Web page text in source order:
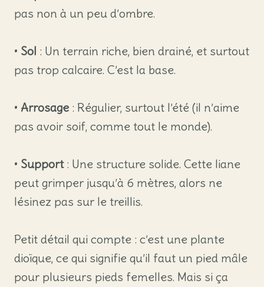
pas non à un peu d’ombre.
• Sol : Un terrain riche, bien drainé, et surtout
pas trop calcaire. C’est la base.
• Arrosage : Régulier, surtout l’été (il n’aime
pas avoir soif, comme tout le monde).
• Support: Une structure solide. Cette liane
peut grimper jusqu’à 6 mètres, alors ne
lésinez pas sur le treillis.
Petit détail qui compte : c’est une plante
dioïque, ce qui signifie qu’il faut un pied mâle
pour plusieurs pieds femelles. Mais si ça